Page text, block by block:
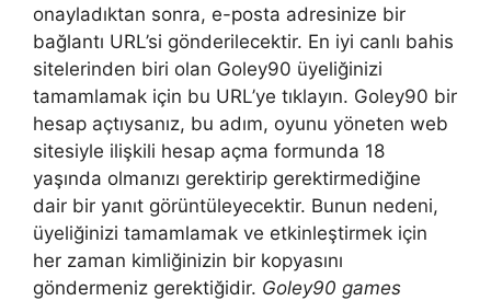
onayladıktan sonra, e-posta adresinize bir
bağlantı URL’si gönderilecektir. En iyi canlı bahis
sitelerinden biri olan Goley90 üyeliğinizi
tamamlamak için bu URL’ye tıklayın. Goley90 bir
hesap açtıysanız, bu adım, oyunu yöneten web
sitesiyle ilişkili hesap açma formunda 18
yaşında olmanızı gerektirip gerektirmediğine
dair bir yanıt görüntüleyecektir. Bunun nedeni,
üyeliğinizi tamamlamak ve etkinleştirmek için
her zaman kimliğinizin bir kopyasını
göndermeniz gerektiğidir. Goley90 games